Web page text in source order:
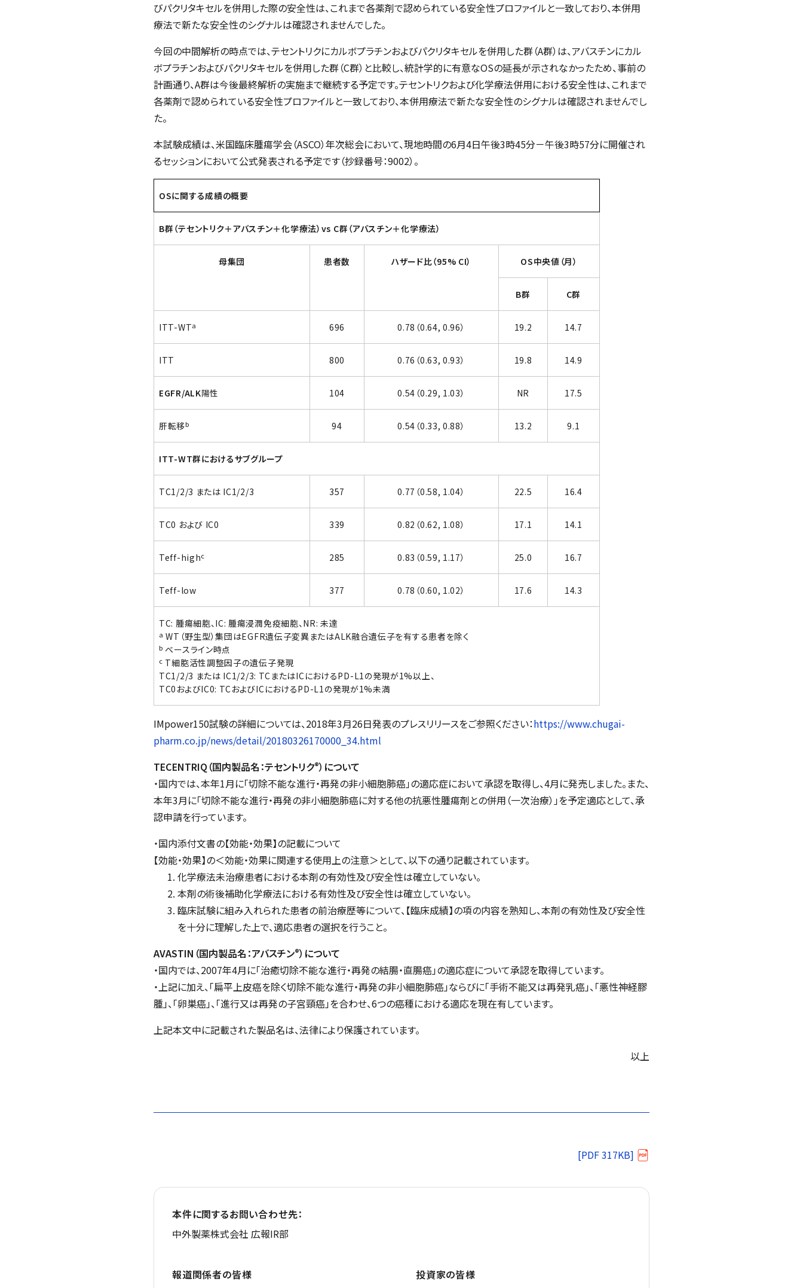
びパクリタキセルを併用した際の安全性は、これまで各薬剤で認められている安全性プロファイルと一致しており、本併用
療法で新たな安全性のシグナルは確認されませんでした。
今回の中間解析の時点では、テセントリクにカルボプラチンおよびパクリタキセルを併用した群（A群）は、アバスチンにカル
ボプラチンおよびパクリタキセルを併用した群（C群）と比較し、統計学的に有意なOSの延長が示されなかったため、事前の
計画通り、A群は今後最終解析の実施まで継続する予定です。テセントリクおよび化学療法併用における安全性は、これまで
各薬剤で認められている安全性プロファイルと一致しており、本併用療法で新たな安全性のシグナルは確認されませんでし
た。
本試験成績は、米国臨床腫瘍学会（ASCO）年次総会において、現地時間の6月4日午後3時45分－午後3時57分に開催され
るセッションにおいて公式発表される予定です（抄録番号：9002）。
OSに関する成績の概要
B群（テセントリク＋アバスチン＋化学療法）vs C群（アバスチン＋化学療法）
母集団 患者数 ハザード比（95% CI） OS中央値（月）
B群 C群
ITT-WTa 696 0.78（0.64, 0.96） 19.2 14.7
ITT 800 0.76（0.63, 0.93） 19.8 14.9
EGFR/ALK陽性 104 0.54（0.29, 1.03） NR 17.5
肝転移b 94 0.54（0.33, 0.88） 13.2 9.1
ITT-WT群におけるサブグループ
TC1/2/3 または IC1/2/3 357 0.77（0.58, 1.04） 22.5 16.4
TC0 および IC0 339 0.82（0.62, 1.08） 17.1 14.1
Teff-highc 285 0.83（0.59, 1.17） 25.0 16.7
Teff-low 377 0.78（0.60, 1.02） 17.6 14.3
TC: 腫瘍細胞、IC: 腫瘍浸潤免疫細胞、NR: 未達
aWT（野生型）集団はEGFR遺伝子変異またはALK融合遺伝子を有する患者を除く
b ベースライン時点
c T細胞活性調整因子の遺伝子発現
TC1/2/3 または IC1/2/3: TCまたはICにおけるPD-L1の発現が1%以上、
TC0およびIC0: TCおよびICにおけるPD-L1の発現が1%未満
IMpower150試験の詳細については、2018年3月26日発表のプレスリリースをご参照ください：https://www.chugai-
pharm.co.jp/news/detail/20180326170000_34.html
TECENTRIQ（国内製品名：テセントリク®）について
・国内では、本年1月に「切除不能な進行・再発の非小細胞肺癌」の適応症において承認を取得し、4月に発売しました。また、
本年3月に「切除不能な進行・再発の非小細胞肺癌に対する他の抗悪性腫瘍剤との併用（一次治療）」を予定適応として、承
認申請を行っています。
・国内添付文書の【効能・効果】の記載について
【効能・効果】の＜効能・効果に関連する使用上の注意＞として、以下の通り記載されています。
化学療法未治療患者における本剤の有効性及び安全性は確立していない。
本剤の術後補助化学療法における有効性及び安全性は確立していない。
臨床試験に組み入れられた患者の前治療歴等について、【臨床成績】の項の内容を熟知し、本剤の有効性及び安全性
を十分に理解した上で、適応患者の選択を行うこと。
AVASTIN（国内製品名：アバスチン®）について
・国内では、2007年4月に「治癒切除不能な進行・再発の結腸・直腸癌」の適応症について承認を取得しています。
・上記に加え、「扁平上皮癌を除く切除不能な進行・再発の非小細胞肺癌」ならびに「手術不能又は再発乳癌」、「悪性神経膠
腫」、「卵巣癌」、「進行又は再発の子宮頸癌」を合わせ、6つの癌種における適応を現在有しています。
上記本文中に記載された製品名は、法律により保護されています。
以上
[PDF 317KB]
本件に関するお問い合わせ先：
中外製薬株式会社 広報IR部
報道関係者の皆様
投資家の皆様